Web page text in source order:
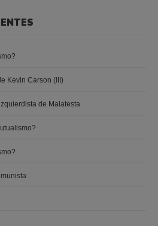
Kevin Carson (III)
de Malatesta